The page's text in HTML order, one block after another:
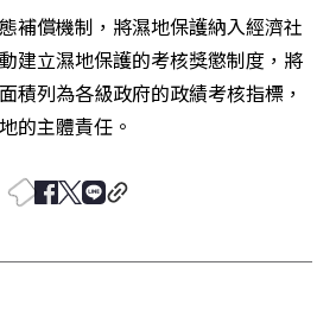
補償機制，將濕地保護納入經濟社
建立濕地保護的考核獎懲制度，將
積列為各級政府的政績考核指標，
的主體責任。